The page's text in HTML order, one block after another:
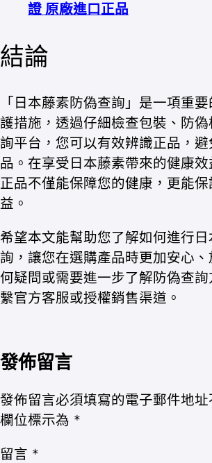
證 原廠進口正品
結論
「日本藤素防偽查詢」是一項重
護措施，透過仔細檢查包裝、防
詢平台，您可以有效辨識正品，
品。在享受日本藤素帶來的健康
正品不僅能保障您的健康，更能
益。
希望本文能幫助您了解如何進行
詢，讓您在選購產品時更加安心
何疑問或需要進一步了解防偽查
繫官方客服或授權銷售渠道。
發佈留言
發佈留言必須填寫的電子郵件地址
欄位標示為 *
留言 *